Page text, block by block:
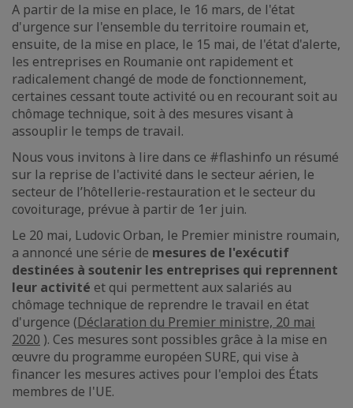
A partir de la mise en place, le 16 mars, de l'état
d'urgence sur l'ensemble du territoire roumain et,
ensuite, de la mise en place, le 15 mai, de l'état d'alerte,
les entreprises en Roumanie ont rapidement et
radicalement changé de mode de fonctionnement,
certaines cessant toute activité ou en recourant soit au
chômage technique, soit à des mesures visant à
assouplir le temps de travail.
Nous vous invitons à lire dans ce #flashinfo un résumé
sur la reprise de l'activité dans le secteur aérien, le
secteur de l’hôtellerie-restauration et le secteur du
covoiturage, prévue à partir de 1er juin.
Le 20 mai, Ludovic Orban, le Premier ministre roumain,
a annoncé une série de mesures de l'exécutif
destinées à soutenir les entreprises qui reprennent
leur activité et qui permettent aux salariés au
chômage technique de reprendre le travail en état
d'urgence (Déclaration du Premier ministre, 20 mai
2020 ). Ces mesures sont possibles grâce à la mise en
œuvre du programme européen SURE, qui vise à
financer les mesures actives pour l'emploi des États
membres de l'UE.